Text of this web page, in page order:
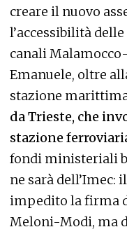
creare il nuovo
l’accessibilità
canali
Emanuele, oltre
stazione
da Trieste, che
stazione
fondi ministeriali
ne sarà dell’Imec:
impedito la firma
Meloni-Modi, ma